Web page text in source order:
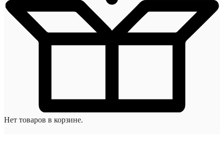
Нет товаров в корзине.